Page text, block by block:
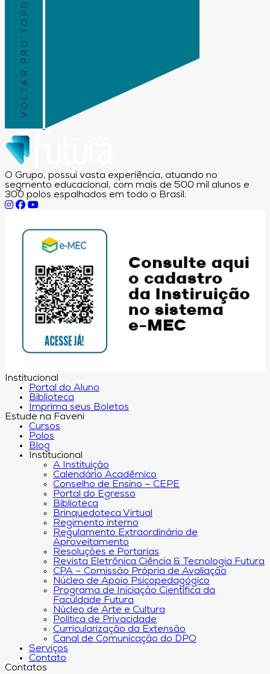
VOLTAR PRO TOPO
O Grupo, possui vasta experiência, atuando no
segmento educacional, com mais de 500 mil alunos e
300 polos espalhados em todo o Brasil.
Institucional
Portal do Aluno
Biblioteca
Imprima seus Boletos
Estude na Faveni
Cursos
Polos
Blog
Institucional
A Instituição
Calendário Acadêmico
Conselho de Ensino – CEPE
Portal do Egresso
Biblioteca
Brinquedoteca Virtual
Regimento interno
Regulamento Extraordinário de
Aproveitamento
Resoluções e Portarias
Revista Eletrônica Ciência & Tecnologia Futura
CPA – Comissão Própria de Avaliação
Núcleo de Apoio Psicopedagógico
Programa de Iniciação Científica da
Faculdade Futura
Núcleo de Arte e Cultura
Política de Privacidade
Curricularização da Extensão
Canal de Comunicação do DPO
Serviços
Contato
Contatos